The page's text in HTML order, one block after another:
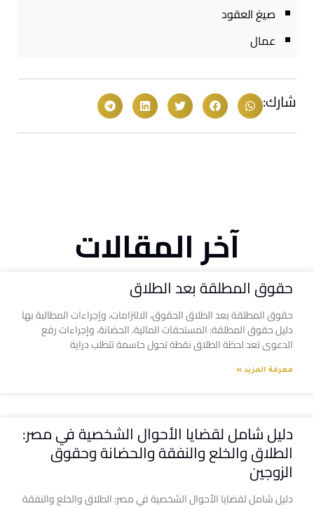
صيغ العقود
عمال
شارك:
آخر المقالات
حقوق المطلقة بعد الطلاق
حقوق المطلقة بعد الطلاق الحقوق، الالتزامات، وإجراءات المطالبة بها
دليل حقوق المطلقة: المستحقات المالية، الحضانة، وإجراءات رفع
الدعوى تعد لحظة الطلاق نقطة تحول حاسمة تتطلب دراية
معرفة المزيد »
دليل شامل لقضايا الأحوال الشخصية في مصر:
الطلاق والخلع والنفقة والحضانة وحقوق
الزوجين
دليل شامل لقضايا الأحوال الشخصية في مصر: الطلاق والخلع والنفقة